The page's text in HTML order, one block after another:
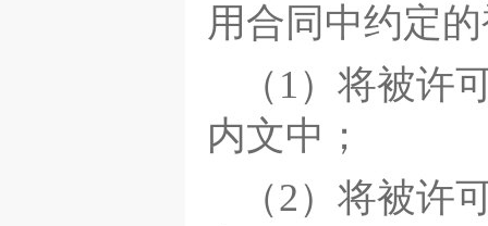
用合同中约定
（1）将被许
内文中；
（2）将被许